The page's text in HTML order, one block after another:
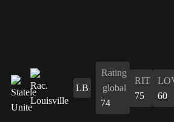
LB
Rating
global
74
RIT
75
60